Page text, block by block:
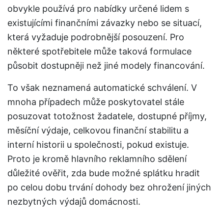
obvykle používá pro nabídky určené lidem s
existujícími finančními závazky nebo se situací,
která vyžaduje podrobnější posouzení. Pro
některé spotřebitele může taková formulace
působit dostupněji než jiné modely financování.
To však neznamená automatické schválení. V
mnoha případech může poskytovatel stále
posuzovat totožnost žadatele, dostupné příjmy,
měsíční výdaje, celkovou finanční stabilitu a
interní historii u společnosti, pokud existuje.
Proto je kromě hlavního reklamního sdělení
důležité ověřit, zda bude možné splátku hradit
po celou dobu trvání dohody bez ohrožení jiných
nezbytných výdajů domácnosti.